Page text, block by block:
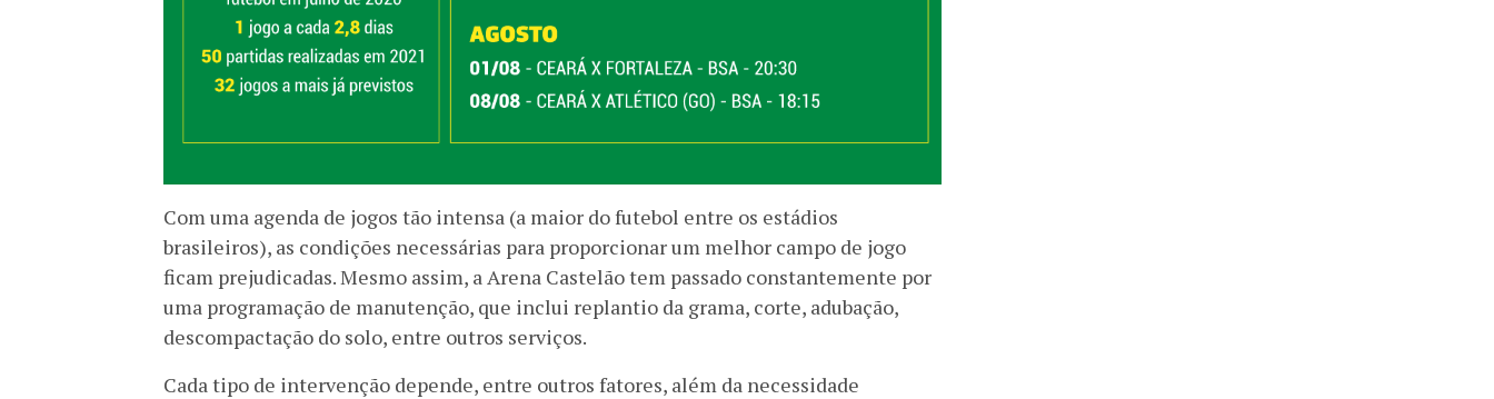
Com uma agenda de jogos tão intensa (a maior do futebol entre os estádios
brasileiros), as condições necessárias para proporcionar um melhor campo de jogo
ficam prejudicadas. Mesmo assim, a Arena Castelão tem passado constantemente por
uma programação de manutenção, que inclui replantio da grama, corte, adubação,
descompactação do solo, entre outros serviços.
Cada tipo de intervenção depende, entre outros fatores, além da necessidade